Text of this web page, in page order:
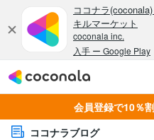
会員登録で10％
ココナラブログ